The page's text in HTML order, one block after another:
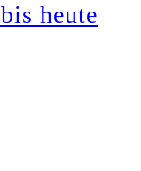
heute